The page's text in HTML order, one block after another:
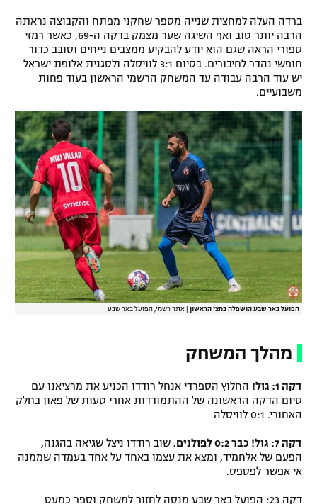
רשיון להקרנה פומבית לבית עסק
הצטרפות לחבילת הערוצים
לוח דרושים – ג'ובנט
תגיות
המגזין
ברדה העלה למחצית שנייה מספר שחקני מפתח והקבוצה נראתה
הרבה יותר טוב ואף השיגה שער מצמק בדקה ה-69, כאשר רמזי
ספורי הראה שגם הוא יודע להבקיע ממצבים נייחים וסובב כדור
חופשי נהדר לחיבורים. בסיום 3:1 לוויסלה ולסגנית אלופת ישראל
יש עוד הרבה עבודה עד המשחק הרשמי הראשון בעוד פחות
משבועיים.
הפועל באר שבע הושפלה בחצי הראשון אתר רשמי, הפועל באר שבע
מהלך המשחק
דקה 1: גול!
החלוץ הספרדי אנחל רודדו הכניע את מרציאנו עם
סיום הדקה הראשונה של ההתמודדות אחרי טעות של פאון בחלק
האחורי. 0:1 לוויסלה
דקה 7: גול! כבר 0:2 לפולנים.
שוב רודדו ניצל שגיאה בהגנה,
הפעם של אלחמיד, ומצא את עצמו באחד על אחד בעמדה שממנה
אי אפשר לפספס.
דקה 23: הפועל באר שבע מנסה לחזור למשחק וספר כמעט